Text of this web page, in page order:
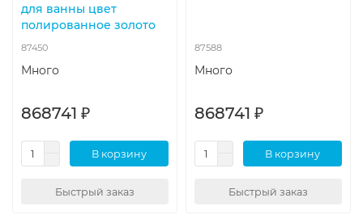
для ванны цвет
полированное золото
87450
Много
868741 ₽
В корзину
Быстрый заказ
87588
Много
868741 ₽
В корзину
Быстрый заказ